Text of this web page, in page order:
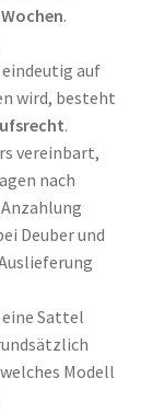
.
auf
wird, besteht
.
vereinbart,
nach
Deuber und
Sattel
Modell